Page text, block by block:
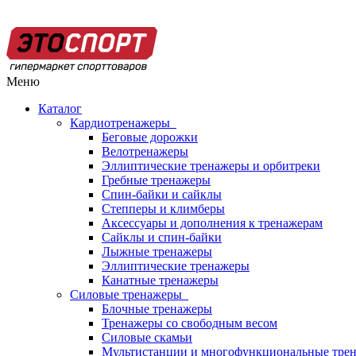
Меню
Каталог
Кардиотренажеры
Беговые дорожки
Велотренажеры
Эллиптические тренажеры и орбитреки
Гребные тренажеры
Спин-байки и сайклы
Степперы и климберы
Аксессуары и дополнения к тренажерам
Сайклы и спин-байки
Лыжные тренажеры
Эллиптические тренажеры
Канатные тренажеры
Силовые тренажеры
Блочные тренажеры
Тренажеры со свободным весом
Силовые скамьи
Мультистанции и многофункциональные